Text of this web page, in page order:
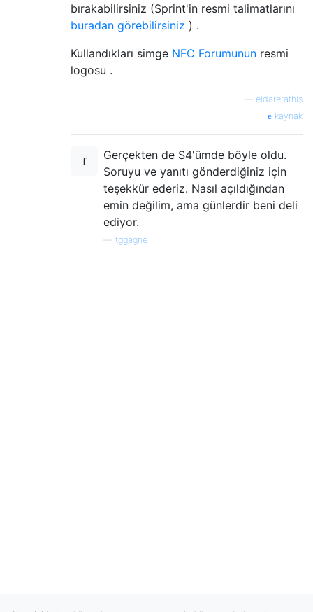
bırakabilirsiniz (Sprint'in resmi talimatlarını
buradan görebilirsiniz ) .
Kullandıkları simge NFC Forumunun resmi
logosu .
eldarerathis
kaynak
Gerçekten de S4'ümde böyle oldu.
Soruyu ve yanıtı gönderdiğiniz için
teşekkür ederiz. Nasıl açıldığından
emin değilim, ama günlerdir beni deli
ediyor.
tggagne